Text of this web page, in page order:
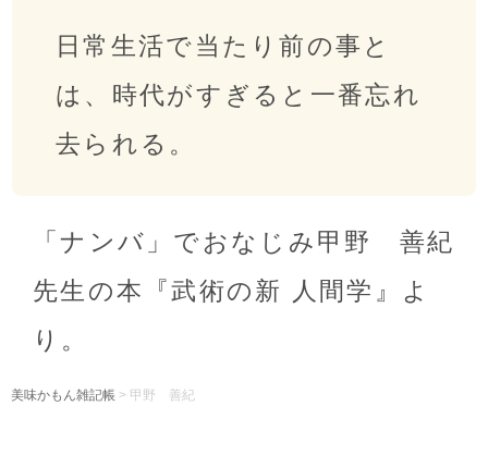
日常生活で当たり前の事と
は、時代がすぎると一番忘れ
去られる。
「ナンバ」でおなじみ甲野 善紀
先生の本『武術の新 人間学』よ
り。
美味かもん雑記帳 > 甲野 善紀